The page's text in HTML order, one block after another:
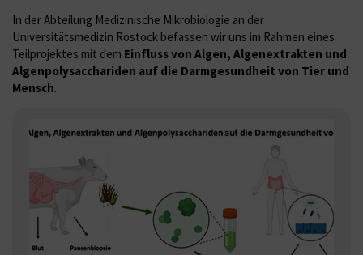
In der Abteilung Medizinische Mikrobiologie an der
Universitätsmedizin Rostock befassen wir uns im Rahmen eines
Teilprojektes mit dem Einfluss von Algen, Algenextrakten und
Algenpolysacchariden auf die Darmgesundheit von Tier und
Mensch.